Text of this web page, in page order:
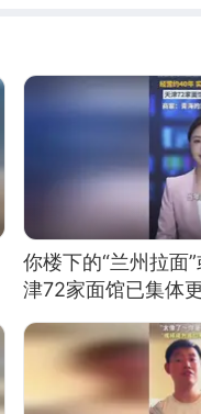
你楼下的“兰州拉面
津72家面馆已集体